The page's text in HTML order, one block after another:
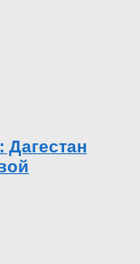
Дагестан